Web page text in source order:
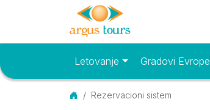
Osnovni meniLetovanje Gradovi Evrope
Početna
Rezervacioni sistem